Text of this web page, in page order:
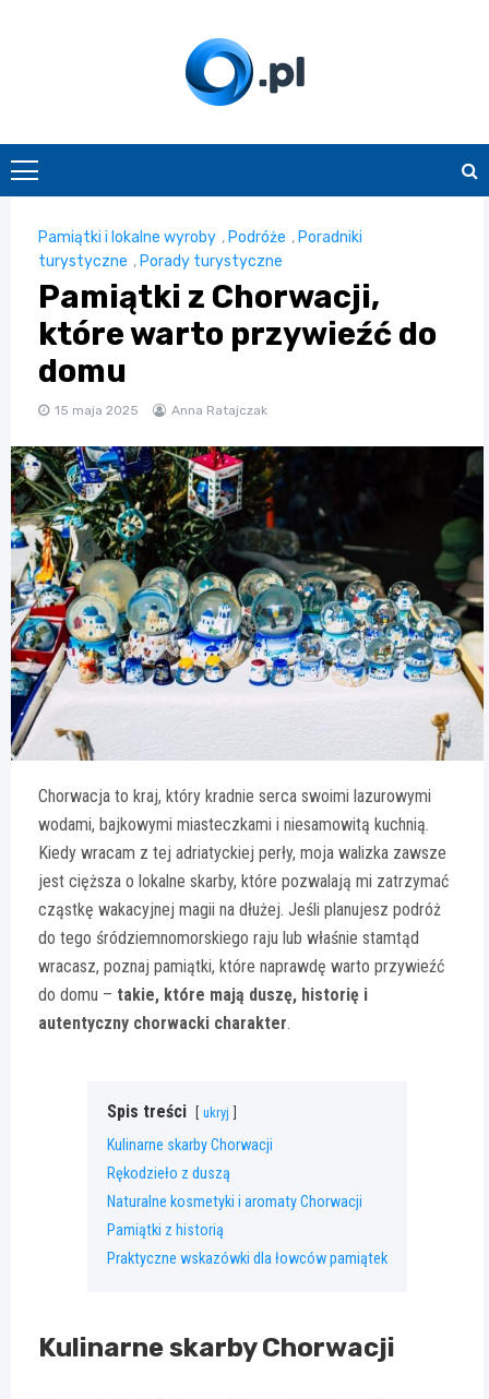
O.pl
Pamiątki i lokalne wyroby , Podróże , Poradniki
turystyczne , Porady turystyczne
Pamiątki z Chorwacji,
które warto przywieźć do
domu
15 maja 2025 Anna Ratajczak
Chorwacja to kraj, który kradnie serca swoimi lazurowymi
wodami, bajkowymi miasteczkami i niesamowitą kuchnią.
Kiedy wracam z tej adriatyckiej perły, moja walizka zawsze
jest cięższa o lokalne skarby, które pozwalają mi zatrzymać
cząstkę wakacyjnej magii na dłużej. Jeśli planujesz podróż
do tego śródziemnomorskiego raju lub właśnie stamtąd
wracasz, poznaj pamiątki, które naprawdę warto przywieźć
do domu – takie, które mają duszę, historię i
autentyczny chorwacki charakter.
Spis treści ukryj
Kulinarne skarby Chorwacji
Rękodzieło z duszą
Naturalne kosmetyki i aromaty Chorwacji
Pamiątki z historią
Praktyczne wskazówki dla łowców pamiątek
Kulinarne skarby Chorwacji